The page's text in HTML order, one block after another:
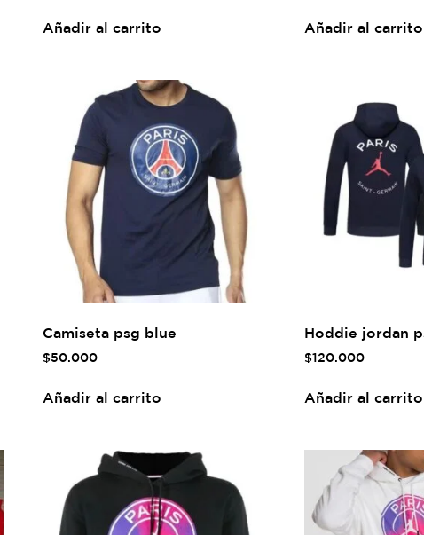
Añadir al carrito Añadir al carrito
Camiseta psg blue
$50.000
Añadir al carrito
Hoddie jordan
$120.000
Añadir al carrito